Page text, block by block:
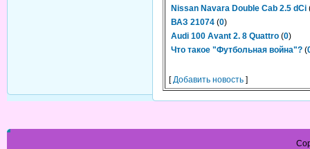
Nissan Navara Double Cab 2.5 dCi
ВАЗ 21074 (0)
Audi 100 Avant 2. 8 Quattro (0)
Что такое "Футбольная война"? (
[Добавить новость ]